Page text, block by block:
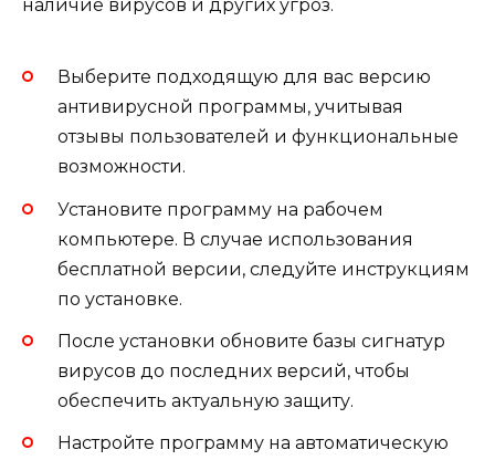
наличие вирусов и других угроз.
Выберите подходящую для вас версию
антивирусной программы, учитывая
отзывы пользователей и функциональные
возможности.
Установите программу на рабочем
компьютере. В случае использования
бесплатной версии, следуйте инструкциям
по установке.
После установки обновите базы сигнатур
вирусов до последних версий, чтобы
обеспечить актуальную защиту.
Настройте программу на автоматическую